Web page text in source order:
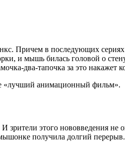
Причем в последующих
и мышь билась головой о
два-тапочка за это накажет
«лучший анимационный фильм».
этого нововведения не
получила долгий перерыв.